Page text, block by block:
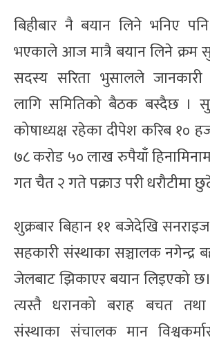
बिहीबार नै बयान लिने भनिए
भएकाले आज मात्रै बयान लिने क्रम
सदस्य सरिता भुसालले जानकारी
लागि समितिको बैठक बस्दैछ ।
कोषाध्यक्ष रहेका दीपेश करिब १०
७८ करोड ५० लाख रुपैयाँ
गत चैत २ गते पक्राउ परी धरौटीमा
शुक्रबार बिहान ११ बजेदेखि
सहकारी संस्थाका सञ्चालक नगेन्द्र
जेलबाट झिकाएर बयान लिइएको
त्यस्तै धरानको बराह बचत
संस्थाका संचालक मान